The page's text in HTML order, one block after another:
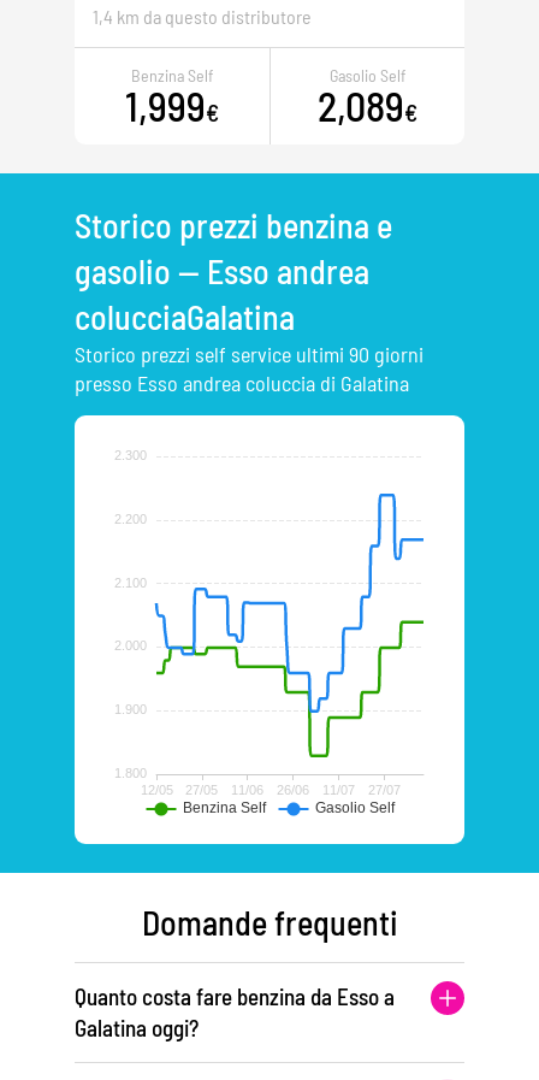
1,4 km da questo distributore
Benzina Self
1,999€
Gasolio Self
2,089€
Storico prezzi benzina e
gasolio — Esso andrea
colucciaGalatina
Storico prezzi self service ultimi 90 giorni
presso Esso andrea coluccia di Galatina
Domande frequenti
Quanto costa fare benzina da Esso a
Galatina oggi?